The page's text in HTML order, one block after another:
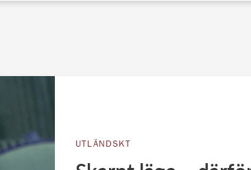
UTLÄNDSKT